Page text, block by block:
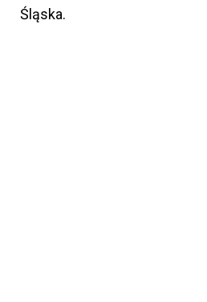
Śląska.